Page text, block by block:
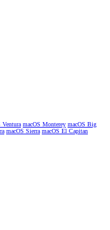
Ventura macOS Monterey macOS Big
macOS Sierra macOS El Capitan